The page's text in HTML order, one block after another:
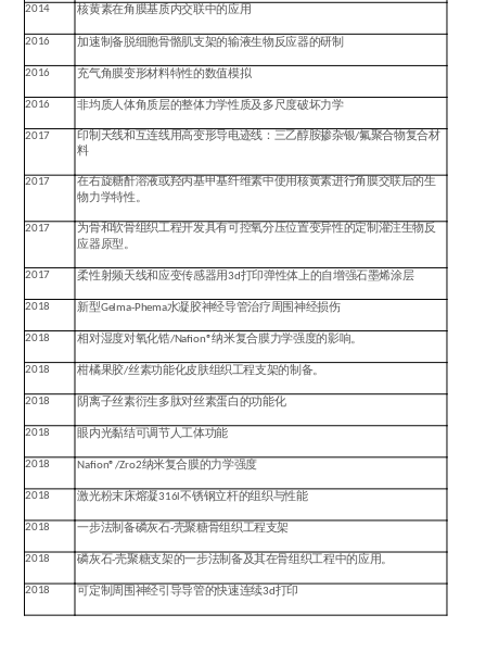
2014 核黄素在角膜基质内交联中的应用
2016 加速制备脱细胞骨骼肌支架的输液生物反应器的研制
2016 充气角膜变形材料特性的数值模拟
2016 非均质人体角质层的整体力学性质及多尺度破坏力学
2017 印制天线和互连线用高变形导电迹线：三乙醇胺掺杂银/氟聚合物复合材
料
2017 在右旋糖酐溶液或羟丙基甲基纤维素中使用核黄素进行角膜交联后的生
物力学特性。
2017 为骨和软骨组织工程开发具有可控氧分压位置变异性的定制灌注生物反
应器原型。
2017 柔性射频天线和应变传感器用3d打印弹性体上的自增强石墨烯涂层
2018 新型Gelma-Phema水凝胶神经导管治疗周围神经损伤
2018 相对湿度对氧化锆/Nafion®纳米复合膜力学强度的影响。
2018 柑橘果胶/丝素功能化皮肤组织工程支架的制备。
2018 阴离子丝素衍生多肽对丝素蛋白的功能化
2018 眼内光黏结可调节人工体功能
2018 Nafion®/Zro2纳米复合膜的力学强度
2018 激光粉末床熔凝316l不锈钢立杆的组织与性能
2018 一步法制备磷灰石-壳聚糖骨组织工程支架
2018 磷灰石-壳聚糖支架的一步法制备及其在骨组织工程中的应用。
2018 可定制周围神经引导导管的快速连续3d打印